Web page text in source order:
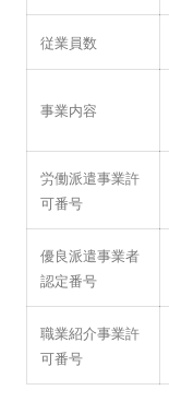
従業員数
事業内容
労働派遣事業許
可番号
優良派遣事業者
認定番号
職業紹介事業許
可番号